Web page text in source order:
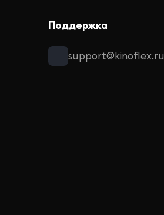
Поддержка
support@kinoflex.ru